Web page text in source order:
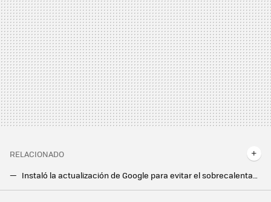
RELACIONADO
Un youtuber coreano se propuso comprobar hasta dónde llegará el plegable de Samsung. Más de 175.000 pliegues no son poca cosa